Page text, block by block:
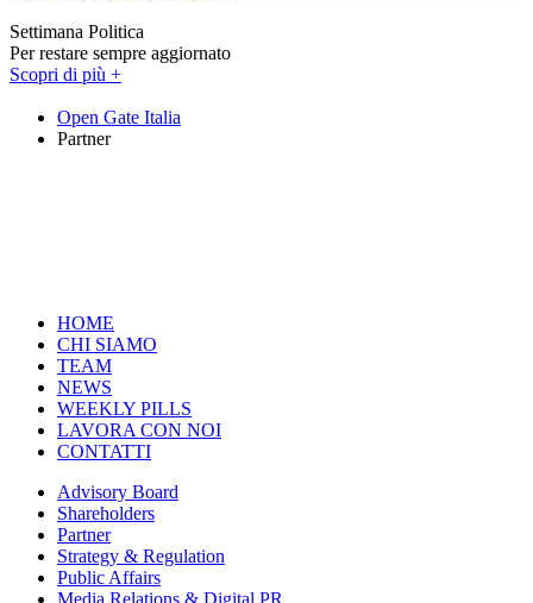
Settimana Politica
Per restare sempre aggiornato
Scopri di più +
Open Gate Italia
Partner
HOME
CHI SIAMO
TEAM
NEWS
WEEKLY PILLS
LAVORA CON NOI
CONTATTI
Advisory Board
Shareholders
Partner
Strategy & Regulation
Public Affairs
Media Relations & Digital PR